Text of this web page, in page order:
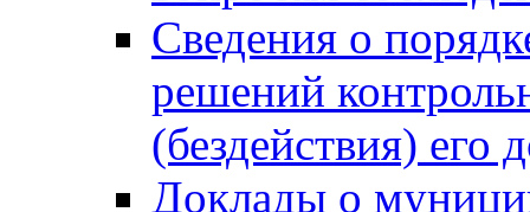
Сведения о
решений
(бездействия)
Доклады о